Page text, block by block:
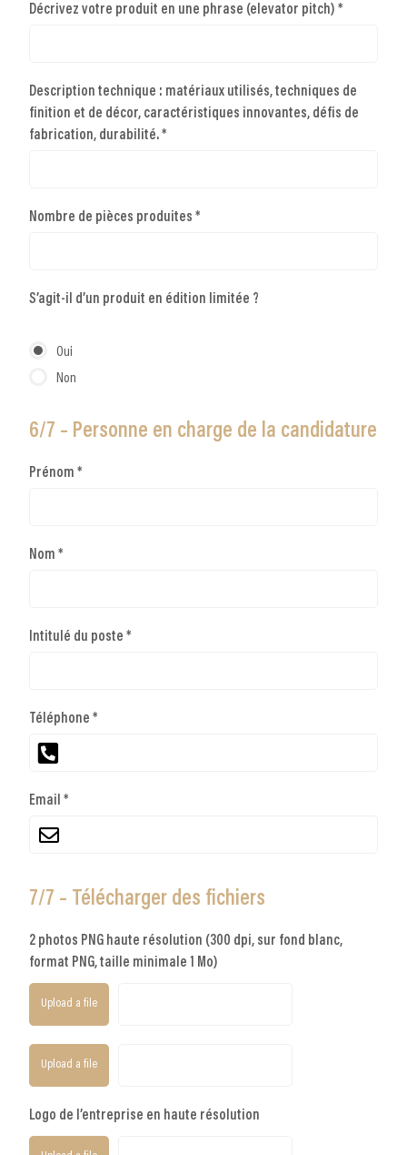
Décrivez votre produit en une phrase (elevator pitch) *
Description technique : matériaux utilisés, techniques de
finition et de décor, caractéristiques innovantes, défis de
fabrication, durabilité. *
Nombre de pièces produites *
S’agit-il d’un produit en édition limitée ?
Oui
Non
6/7 – Personne en charge de la candidature
Prénom *
Nom *
Intitulé du poste *
Téléphone *
Email *
7/7 – Télécharger des fichiers
2 photos PNG haute résolution (300 dpi, sur fond blanc,
format PNG, taille minimale 1 Mo)
Upload a file
Upload a file
Logo de l’entreprise en haute résolution